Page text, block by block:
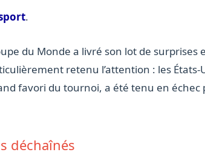
.
du Monde a livré son lot de
retenu l’attention : les États-
favori du tournoi, a été tenu en
déchaînés